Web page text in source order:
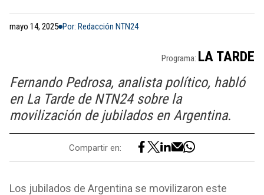
mayo 14, 2025 Por: Redacción NTN24
Programa: LA TARDE
Fernando Pedrosa, analista político, habló
en La Tarde de NTN24 sobre la
movilización de jubilados en Argentina.
Compartir en:
Los jubilados de Argentina se movilizaron este